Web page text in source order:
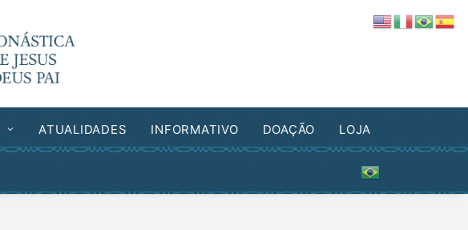
ATUALIDADES INFORMATIVO DOAÇÃO LOJA